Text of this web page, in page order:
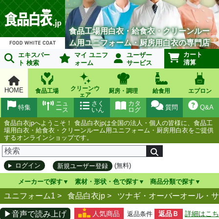
食品工場用白衣・給食衣・クリーンルー
ム用ユニフォーム・厨房用白衣の専門店
エキスパー
ト 検索
マイ ユニフ
ォーム
ユーザー
サービス
カート
清算
HOME 食品工場
クリーンウ
ェア
厨房・調理 給食用 エプロン
Q&A
質問
カタ
ログ
さく
いん
ニュ
ース
特集
食品白衣jpへようこそ！ 食品白衣jpは全国の法人・個人の皆様に、食品工
場用白衣・給食衣・クリーンルーム用ユニフォーム・厨房用白衣をご提供
するオンラインショップです。
ログイン 新規ユーザー登録 (無料)
メーカーで探す 素材・形状・色で探す 商品分類で探す
ユニフォーム1 > 食品白衣jp > ツナギ・オーバーオール・
▶音声で読み上げ 人気商品 返品条件 返品Ｂ 詳細はこち